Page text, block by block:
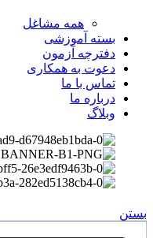
همه مشاغل
بسته آموزشی
دفترچه آزمون
دعوت به همکاری
تماس با ما
درباره ما
وبلاگ
بستن